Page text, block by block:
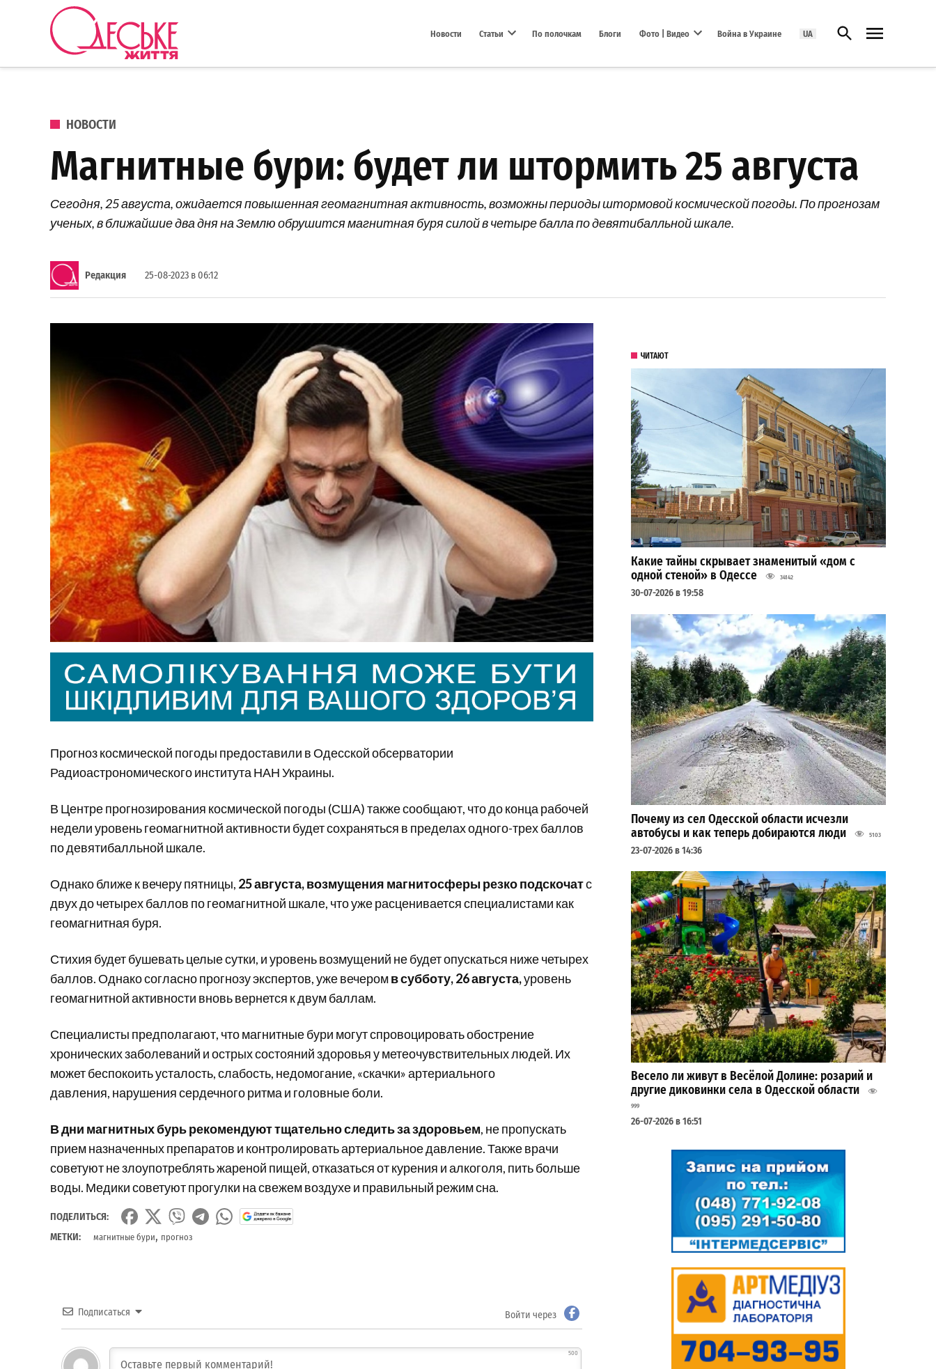
Перейти к содержанию
Новости Статьи По полочкам Блоги Фото | Видео Война в Украине UA Открыть поиск
ОПУБЛИКОВАНО В
НОВОСТИ
Магнитные бури: будет ли штормить 25 августа
Сегодня, 25 августа, ожидается повышенная геомагнитная активность, возможны периоды штормовой космической погоды. По прогнозам
ученых, в ближайшие два дня на Землю обрушится магнитная буря силой в четыре балла по девятибалльной шкале.
Редакция 25-08-2023 в 06:12
Прогноз космической погоды предоставили в Одесской обсерватории
Радиоастрономического института НАН Украины.
В Центре прогнозирования космической погоды (США) также сообщают, что до конца рабочей
недели уровень геомагнитной активности будет сохраняться в пределах одного-трех баллов
по девятибалльной шкале.
Однако ближе к вечеру пятницы, 25 августа, возмущения магнитосферы резко подскочатс
двух до четырех баллов по геомагнитной шкале, что уже расценивается специалистами как
геомагнитная буря.
Стихия будет бушевать целые сутки, и уровень возмущений не будет опускаться ниже четырех
баллов. Однако согласно прогнозу экспертов, уже вечеромв субботу, 26 августа,уровень
геомагнитной активности вновь вернется к двум баллам.
Специалисты предполагают, что магнитные бури могут спровоцировать обострение
хронических заболеваний и острых состояний здоровья у метеочувствительных людей. Их
может беспокоить усталость, слабость, недомогание, «скачки» артериального
давления, нарушения сердечного ритма и головные боли.
В дни магнитных бурь рекомендуют тщательно следить за здоровьем, не пропускать
прием назначенных препаратов и контролировать артериальное давление. Также врачи
советуют не злоупотреблять жареной пищей, отказаться от курения и алкоголя, пить больше
воды. Медики советуют прогулки на свежем воздухе и правильный режим сна.
ПОДЕЛИТЬСЯ:
МЕТКИ:
магнитные бури, прогноз
Подписаться Войти через
500
ЧИТАЮТ
Какие тайны скрывает знаменитый «дом с
одной стеной» в Одессе
34142
30-07-2026 в 19:58
Почему из сел Одесской области исчезли
автобусы и как теперь добираются люди
5103
23-07-2026 в 14:36
Весело ли живут в Весёлой Долине: розарий и
другие диковинки села в Одесской области
999
26-07-2026 в 16:51